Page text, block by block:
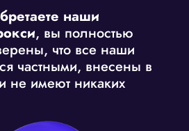
наши
, вы полностью
что все наши
частными, внесены в
не имеют никаких